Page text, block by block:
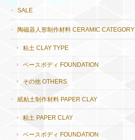
SALE
陶磁器人形制作材料 CERAMIC CATEGORY
粘土 CLAY TYPE
ベースボディ FOUNDATION
その他 OTHERS
紙粘土制作材料 PAPER CLAY
粘土 PAPER CLAY
ベースボディ FOUNDATION